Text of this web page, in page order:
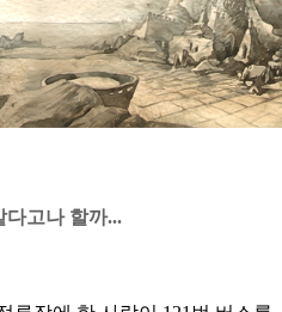
다고나 할까...